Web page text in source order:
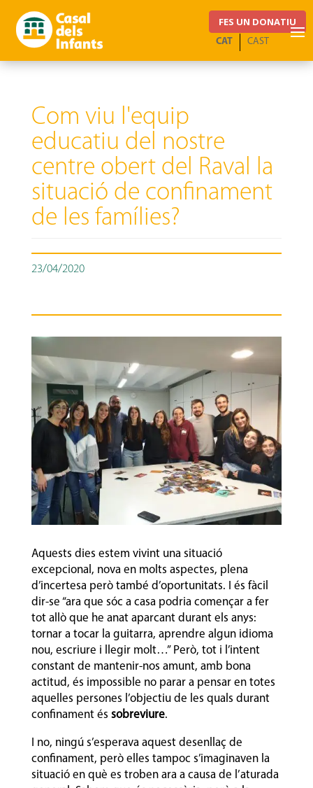
FES UN DONATIU
CAST
CAT
Com viu l'equip
educatiu del nostre
centre obert del Raval la
situació de confinament
de les famílies?
23/04/2020
Aquests dies estem vivint una situació
excepcional, nova en molts aspectes, plena
d’incertesa però també d’oportunitats. I és fàcil
dir-se “ara que sóc a casa podria començar a fer
tot allò que he anat aparcant durant els anys:
tornar a tocar la guitarra, aprendre algun idioma
nou, escriure i llegir molt…” Però, tot i l’intent
constant de mantenir-nos amunt, amb bona
actitud, és impossible no parar a pensar en totes
aquelles persones l’objectiu de les quals durant
confinament és sobreviure.
I no, ningú s’esperava aquest desenllaç de
confinament, però elles tampoc s’imaginaven la
situació en què es troben ara a causa de l’aturada